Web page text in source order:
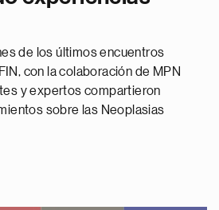
de los últimos encuentros
con la colaboración de MPN
y expertos compartieron
sobre las Neoplasias